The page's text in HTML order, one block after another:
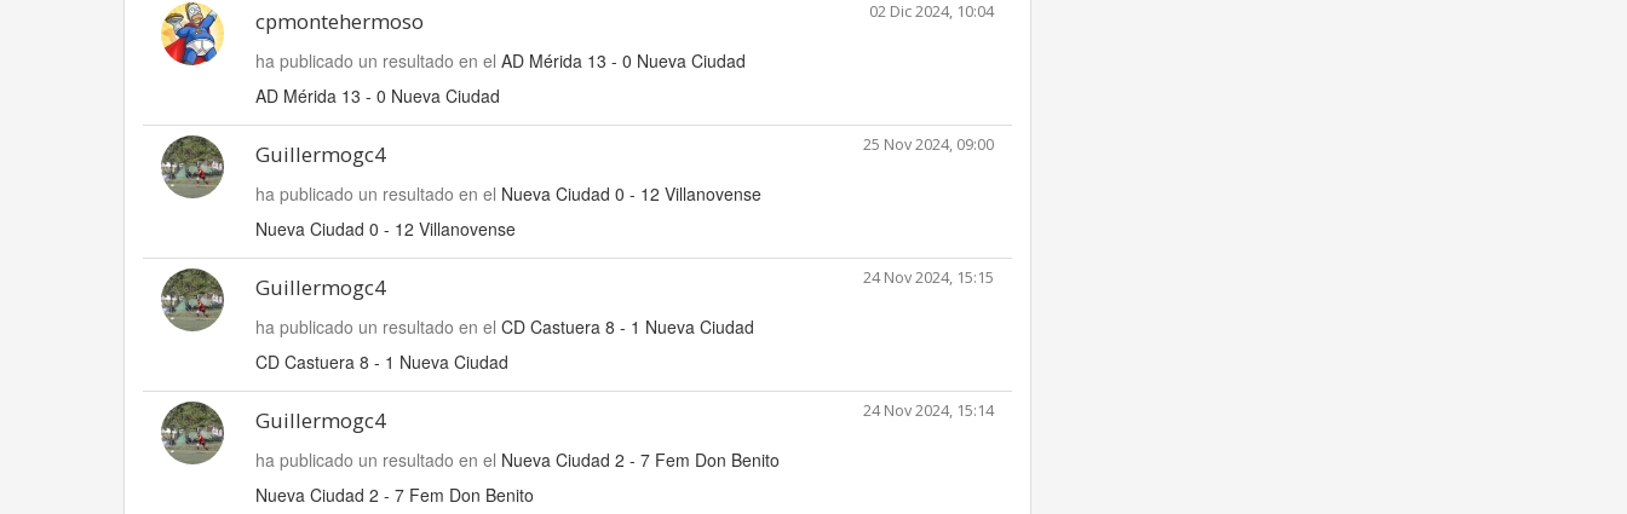
cpmontehermoso 02 Dic 2024, 10:04
ha publicado un resultado en el AD Mérida 13 - 0 Nueva Ciudad
AD Mérida 13 - 0 Nueva Ciudad
Guillermogc4 25 Nov 2024, 09:00
ha publicado un resultado en el Nueva Ciudad 0 - 12 Villanovense
Nueva Ciudad 0 - 12 Villanovense
Guillermogc4 24 Nov 2024, 15:15
ha publicado un resultado en el CD Castuera 8 - 1 Nueva Ciudad
CD Castuera 8 - 1 Nueva Ciudad
Guillermogc4 24 Nov 2024, 15:14
ha publicado un resultado en el Nueva Ciudad 2 - 7 Fem Don Benito
Nueva Ciudad 2 - 7 Fem Don Benito